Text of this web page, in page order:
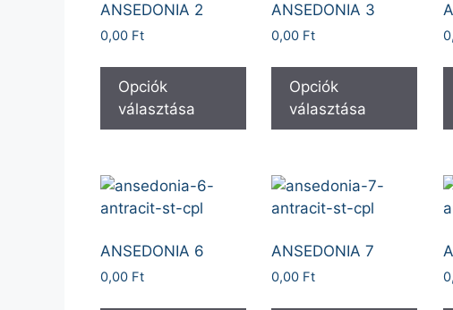
ANSEDONIA 2
0,00 Ft
Opciók
választása
ANSEDONIA 3
0,00 Ft
Opciók
választása
ANSEDONIA 6
0,00 Ft
ANSEDONIA 7
0,00 Ft